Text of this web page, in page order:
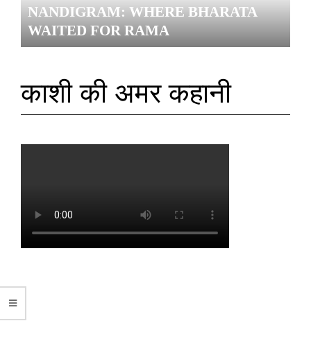
NANDIGRAM: WHERE BHARATA
WAITED FOR RAMA
काशी की अमर कहानी